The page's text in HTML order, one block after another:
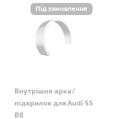
Внутрішня арка/
підкрилок для Audi S5
B8